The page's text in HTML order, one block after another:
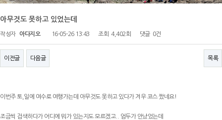
아무것도 못하고 있었는데
작성자 아다지오 16-05-26 13:43 조회 4,402회 댓글 0건
이전글 다음글 목록
이번주 토,일에 여수로 여행가는데 아무것도 못하고 있다가 겨우 코스 짰네요!
조금씩 검색하다가 어디에 뭐가 있는지도 모르겠고.. 엄두가 안났었는데